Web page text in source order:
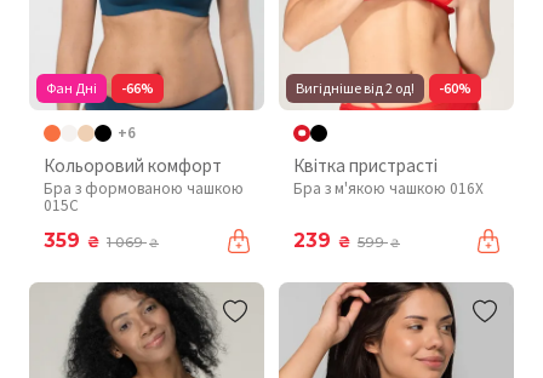
Фан Дні -66%
+6
Кольоровий комфорт
Бра з формованою чашкою
015C
359 ₴ 1 069₴
Вигідніше від 2 од! -60%
Квітка пристрасті
Бра з м'якою чашкою 016X
239 ₴ 599₴